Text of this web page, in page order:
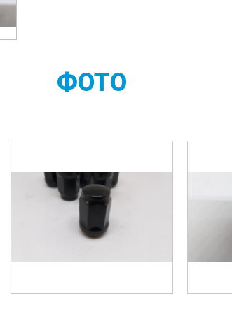
ФОТО